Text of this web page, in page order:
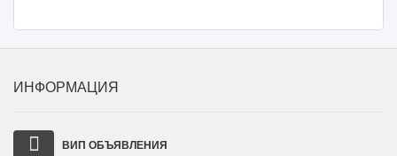
ИНФОРМАЦИЯ
ВИП ОБЪЯВЛЕНИЯ